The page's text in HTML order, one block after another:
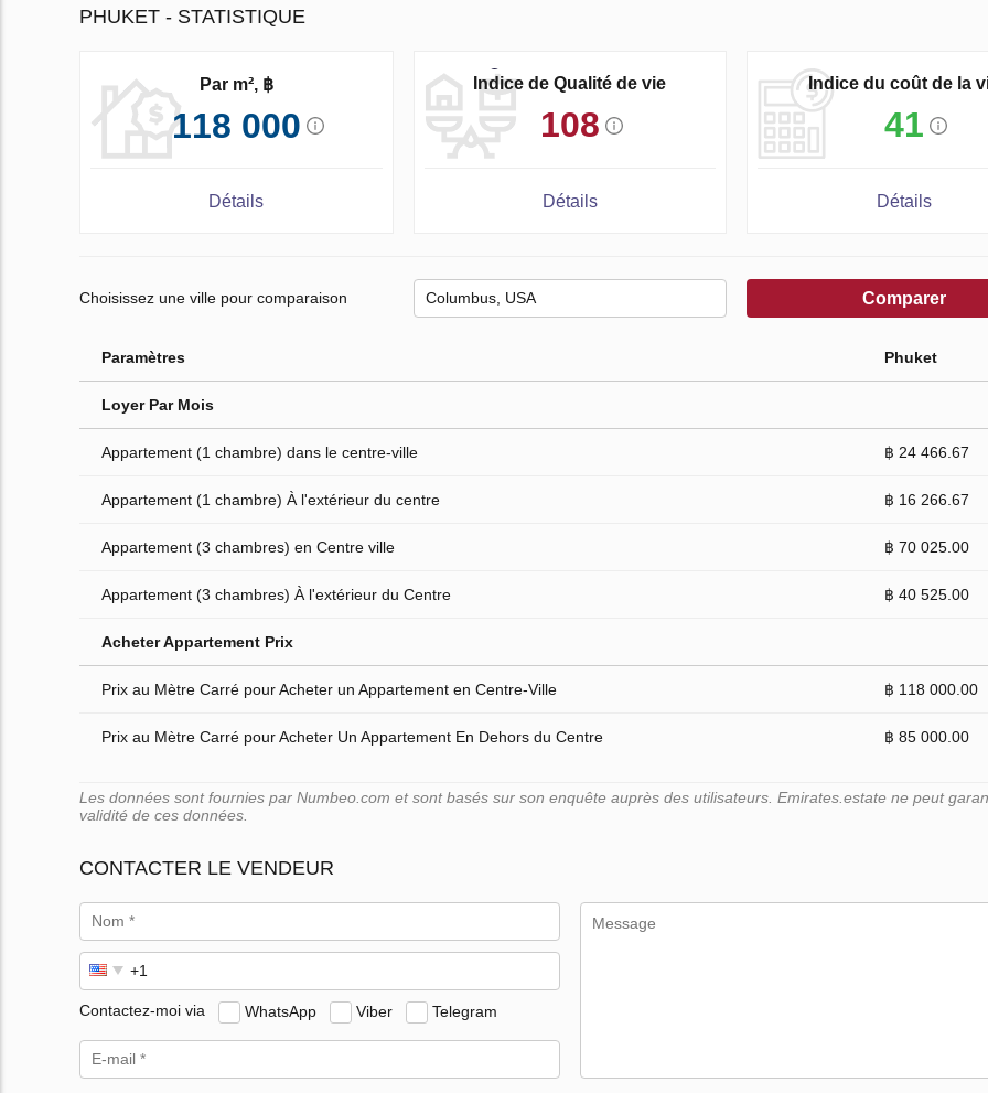
PHUKET - STATISTIQUE
Par m², ฿
118 000
Détails
Indice de Qualité de vie
108
Détails
Indice du coût de la
41
Détails
Choisissez une ville pour comparaison Comparer
Paramètres Phuket
Loyer Par Mois
Appartement (1 chambre) dans le centre-ville ฿ 24 466.67
Appartement (1 chambre) À l'extérieur du centre ฿ 16 266.67
Appartement (3 chambres) en Centre ville ฿ 70 025.00
Appartement (3 chambres) À l'extérieur du Centre ฿ 40 525.00
Acheter Appartement Prix
Prix au Mètre Carré pour Acheter un Appartement en Centre-Ville ฿ 118 000.00
Prix au Mètre Carré pour Acheter Un Appartement En Dehors du Centre ฿ 85 000.00
Les données sont fournies par Numbeo.com et sont basés sur son enquête auprès des utilisateurs. Emirates.estate ne peut
validité de ces données.
CONTACTER LE VENDEUR
Contactez-moi via WhatsApp Viber Telegram